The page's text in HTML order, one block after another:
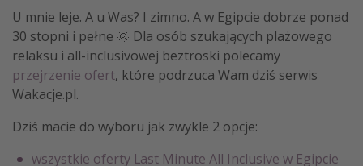
U mnie leje. A u Was? I zimno. A w Egipcie dobrze ponad
30 stopni i pełne 🌞 Dla osób szukających plażowego
relaksu i all-inclusivowej beztroski polecamy
przejrzenie ofert, które podrzuca Wam dziś serwis
Wakacje.pl.
Dziś macie do wyboru jak zwykle 2 opcje:
wszystkie oferty Last Minute All Inclusive w Egipcie